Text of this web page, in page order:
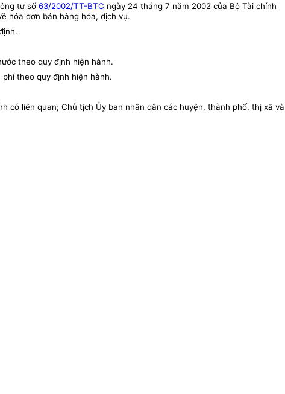
tư số 63/2002/TT-BTC ngày 24 tháng 7 năm 2002 của Bộ Tài chính
hóa đơn bán hàng hóa, dịch vụ.
theo quy định hiện hành.
theo quy định hiện hành.
có liên quan; Chủ tịch Ủy ban nhân dân các huyện, thành phố, thị xã và